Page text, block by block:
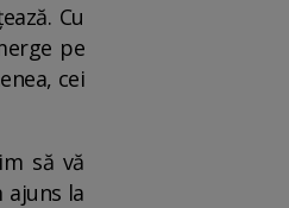
Cu
pe
cei
să vă
la